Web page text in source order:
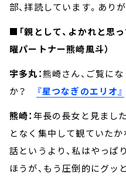
部、拝読しています。あり
■「親として、よかれと思
曜パートナー熊崎風斗）
宇多丸：熊崎さん、ご覧に
か？
『星つなぎのエリオ』
熊崎：年長の長女と見まし
となく集中して観ていた
話というより、私はやっぱ
ほうが、もう圧倒的にグッ